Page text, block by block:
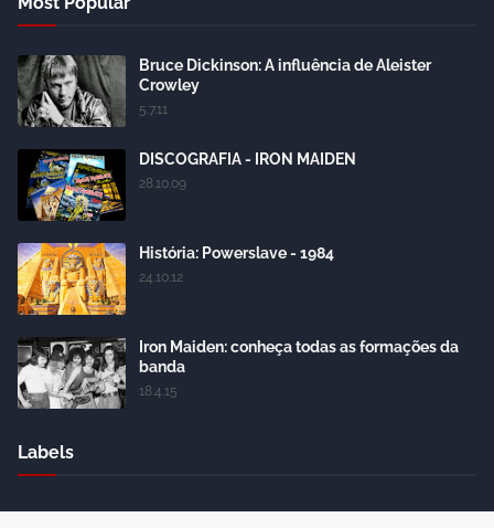
Bruce Dickinson: A influência de Aleister
Crowley
5.7.11
DISCOGRAFIA - IRON MAIDEN
28.10.09
História: Powerslave - 1984
24.10.12
Iron Maiden: conheça todas as formações da
banda
18.4.15
Labels